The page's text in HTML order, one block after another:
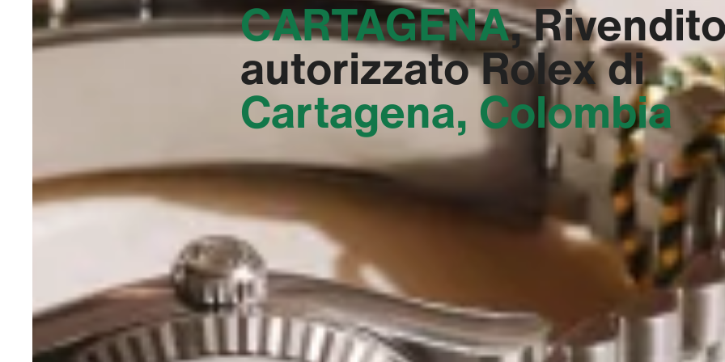
CARTAGENA‬,
autorizzato Rolex di
Cartagena, Colombia